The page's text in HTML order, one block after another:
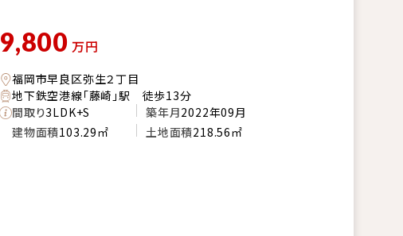
9,800 万円
福岡市早良区弥生２丁目
地下鉄空港線「藤崎」駅 徒歩13分
間取り3LDK+S 築年月2022年09月
建物面積103.29㎡ 土地面積218.56㎡